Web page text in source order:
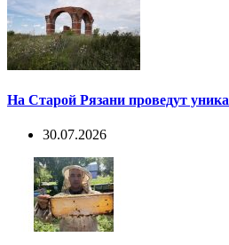
На Старой Рязани проведут
30.07.2026